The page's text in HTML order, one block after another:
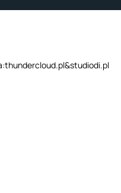
studiodi.pl
&
thundercloud.pl